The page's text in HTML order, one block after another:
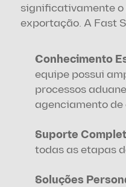
significativamente o
exportação. A Fast
Conhecimento
equipe possui
processos
agenciamento de
Suporte
todas as etapas
Soluções